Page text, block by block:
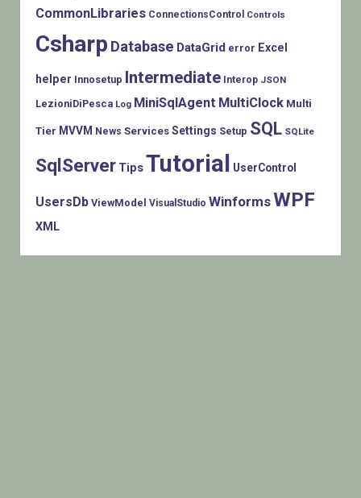
CommonLibraries ConnectionsControl Controls
Csharp Database DataGrid error Excel
helper Innosetup Intermediate Interop JSON
LezioniDiPesca Log MiniSqlAgent MultiClock Multi
Tier MVVM News Services Settings Setup SQL SQLite
SqlServer TipsTutorial UserControl
UsersDb ViewModel VisualStudio WinformsWPF
XML